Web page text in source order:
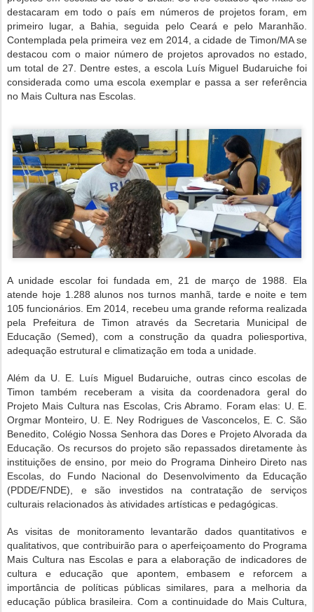
destacaram em todo o país em números de projetos foram, em
primeiro lugar, a Bahia, seguida pelo Ceará e pelo Maranhão.
Contemplada pela primeira vez em 2014, a cidade de Timon/MA se
destacou com o maior número de projetos aprovados no estado,
um total de 27. Dentre estes, a escola Luís Miguel Budaruiche foi
considerada como uma escola exemplar e passa a ser referência
no Mais Cultura nas Escolas.
A unidade escolar foi fundada em, 21 de março de 1988. Ela
atende hoje 1.288 alunos nos turnos manhã, tarde e noite e tem
105 funcionários. Em 2014, recebeu uma grande reforma realizada
pela Prefeitura de Timon através da Secretaria Municipal de
Educação (Semed), com a construção da quadra poliesportiva,
adequação estrutural e climatização em toda a unidade.
Além da U. E. Luís Miguel Budaruiche, outras cinco escolas de
Timon também receberam a visita da coordenadora geral do
Projeto Mais Cultura nas Escolas, Cris Abramo. Foram elas: U. E.
Orgmar Monteiro, U. E. Ney Rodrigues de Vasconcelos, E. C. São
Benedito, Colégio Nossa Senhora das Dores e Projeto Alvorada da
Educação. Os recursos do projeto são repassados diretamente às
instituições de ensino, por meio do Programa Dinheiro Direto nas
Escolas, do Fundo Nacional do Desenvolvimento da Educação
(PDDE/FNDE), e são investidos na contratação de serviços
culturais relacionados às atividades artísticas e pedagógicas.
As visitas de monitoramento levantarão dados quantitativos e
qualitativos, que contribuirão para o aperfeiçoamento do Programa
Mais Cultura nas Escolas e para a elaboração de indicadores de
cultura e educação que apontem, embasem e reforcem a
importância de políticas públicas similares, para a melhoria da
educação pública brasileira. Com a continuidade do Mais Cultura,